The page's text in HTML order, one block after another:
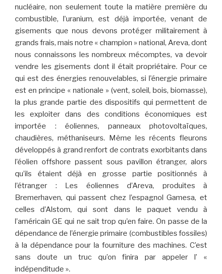
nucléaire, non seulement toute la matière première du
combustible, l’uranium, est déjà importée, venant de
gisements que nous devons protéger militairement à
grands frais, mais notre « champion » national, Areva, dont
nous connaissons les nombreux mécomptes, va devoir
vendre les gisements dont il était propriétaire. Pour ce
qui est des énergies renouvelables, si l’énergie primaire
est en principe « nationale » (vent, soleil, bois, biomasse),
la plus grande partie des dispositifs qui permettent de
les exploiter dans des conditions économiques est
importée : éoliennes, panneaux photovoltaïques,
chaudières, méthaniseurs. Même les récents fleurons
développés à grand renfort de contrats exorbitants dans
l’éolien offshore passent sous pavillon étranger, alors
qu’ils étaient déjà en grosse partie positionnés à
l’étranger : Les éoliennes d’Areva, produites à
Bremerhaven, qui passent chez l’espagnol Gamesa, et
celles d’Alstom, qui sont dans le paquet vendu à
l’américain GE qui ne sait trop qu’en faire. On passe de la
dépendance de l’énergie primaire (combustibles fossiles)
à la dépendance pour la fourniture des machines. C’est
sans doute un truc qu’on finira par appeler l’ «
indépenditude ».